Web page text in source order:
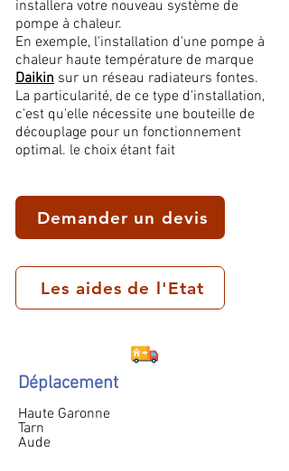
installera votre nouveau système de
pompe à chaleur.
En exemple, l'installation d'une pompe à
chaleur haute température de marque
Daikin sur un réseau radiateurs fontes.
La particularité, de ce type d'installation,
c'est qu'elle nécessite une bouteille de
découplage pour un fonctionnement
optimal. le choix étant fait
Demander un devis
Les aides de l'Etat
Déplacement
Haute Garonne
Tarn
Aude